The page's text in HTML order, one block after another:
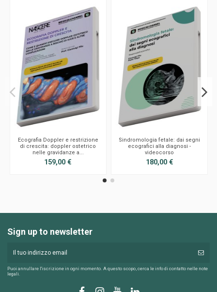
Ecografia Doppler e restrizione
di crescita: doppler ostetrico
nelle gravidanze a...
159,00 €
Sindromologia fetale: dai segni
ecografici alla diagnosi -
videocorso
180,00 €
Sign up to newsletter
Puoi annullare l'iscrizione in ogni momento. A questo scopo, cerca le info di contatto nelle note
legali.